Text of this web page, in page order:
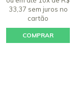
33,37 sem juros no
cartão
COMPRAR